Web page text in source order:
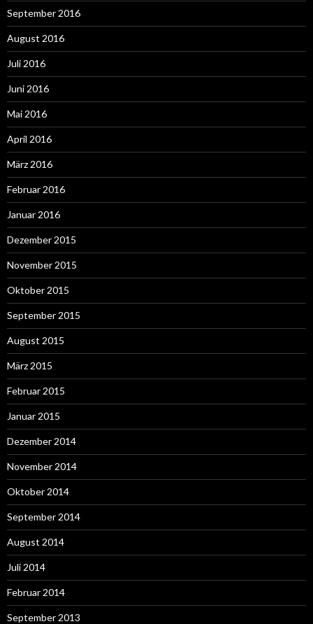
September 2016
August 2016
Juli 2016
Juni 2016
Mai 2016
April 2016
März 2016
Februar 2016
Januar 2016
Dezember 2015
November 2015
Oktober 2015
September 2015
August 2015
März 2015
Februar 2015
Januar 2015
Dezember 2014
November 2014
Oktober 2014
September 2014
August 2014
Juli 2014
Februar 2014
September 2013